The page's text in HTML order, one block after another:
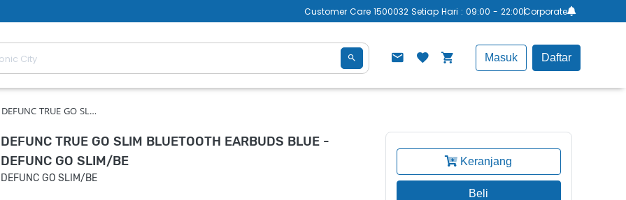
Customer Care 1500032 Setiap Hari : 09:00 - 22:00Corporate
Masuk Daftar
DEFUNC TRUE GO SL…
DEFUNC TRUE GO SLIM BLUETOOTH EARBUDS BLUE -
DEFUNC GO SLIM/BE
DEFUNC GO SLIM/BE
Keranjang
Beli